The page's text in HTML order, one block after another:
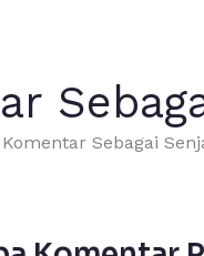
Komentar Sebagai